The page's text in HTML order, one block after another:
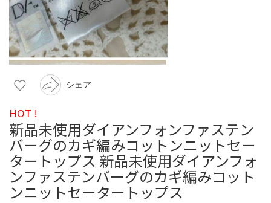
シェア
HOT !
新品未使用ダイアンフォンファステン
バーグのカギ編みコットンニットセー
タートップス 新品未使用ダイアンフォ
ンファステンバーグのカギ編みコット
ンニットセータートップス